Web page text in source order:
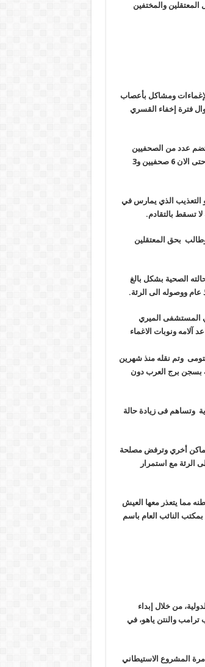
والمختفين
ومشاكل بأعصاب
فترة إخفاء القسري
عدد من الصحفيين
واتلصحفيات من محافظات مختلفه وتحمل رقم 761 بنيابة أمن الدولة بالتجمع الخامس بينهم حتى الان 6 صحفيين و3
التعذيب الذي يمارس في
تسقط بالتقادم.
بحق المعتقلين
الصحية بشكل بالغ
ووصوله الى الرئة.
المستشفى الميري
ونوبات الاغماء
وتم نقله منذ شهرين
وتم إعادة نقله منذ 5 ايام الى زنزانته بسجن برج العرب دون
وتساهم فى زيادة حالة
أخري وترفض مصلحة
الرئة مع استمرار
مما يتعذر معها العيش
النائب العام باسم
من خلال إبداء
والنتن ياهو، في
المشروع الاستيطاني